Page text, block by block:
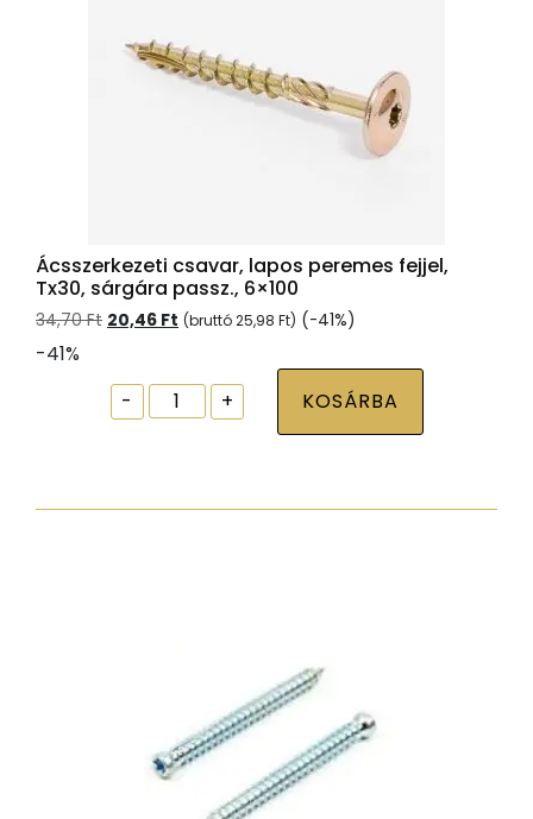
Ácsszerkezeti csavar, lapos peremes fejjel,
Tx30, sárgára passz., 6×100
34,70Ft Original
34,70 Ft.
20,46 Ft Current
20,46 Ft.
(bruttó25,98 Ft) (-41%)
-41%
-
Ácsszerkezeti
csavar,
fejjel,
+ KOSÁRBA